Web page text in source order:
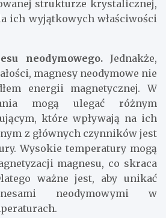
strukturze krystalicznej,
ich wyjątkowych właściwości
neodymowego. Jednakże,
magnesy neodymowe nie
energii magnetycznej. W
mogą ulegać różnym
które wpływają na ich
z głównych czynników jest
Wysokie temperatury mogą
magnesu, co skraca
ważne jest, aby unikać
neodymowymi w